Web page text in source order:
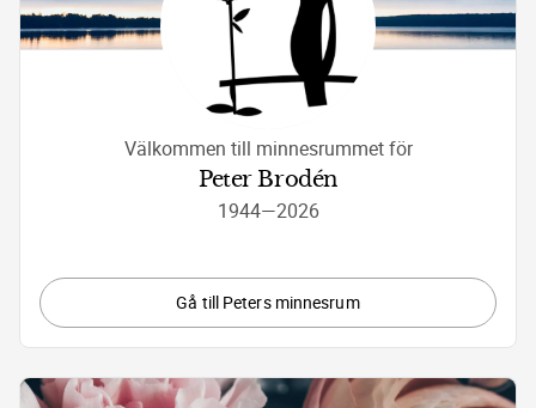
Välkommen till minnesrummet för
Peter Brodén
1944—2026
Gå till Peters minnesrum